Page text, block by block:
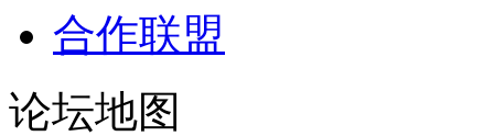
合作联盟
论坛地图